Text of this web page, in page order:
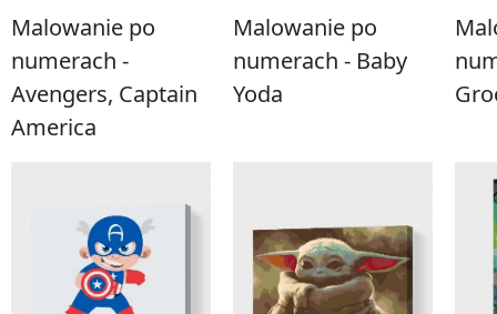
Malowanie po
numerach -
Avengers, Captain
America
Malowanie po
numerach - Baby
Yoda